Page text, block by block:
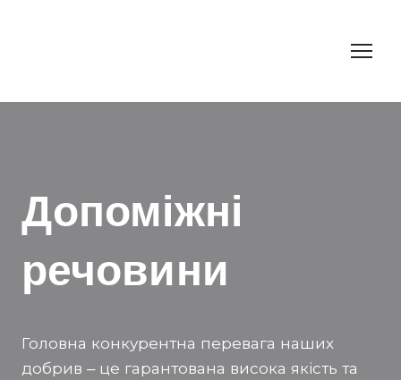
Допоміжні
речовини
Головна конкурентна перевага наших
добрив – це гарантована висока якість та